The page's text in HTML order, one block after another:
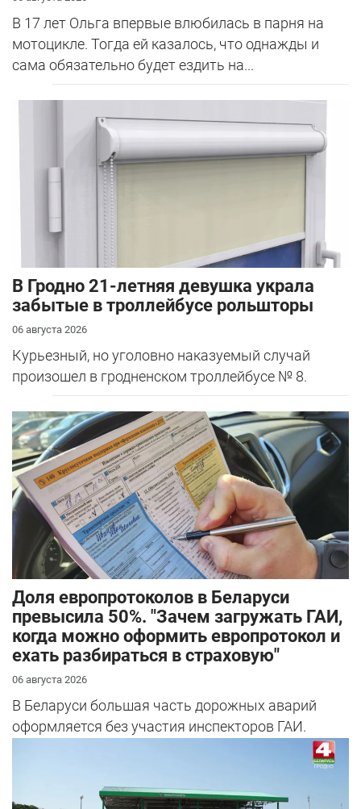
В 17 лет Ольга впервые влюбилась в парня на
мотоцикле. Тогда ей казалось, что однажды и
сама обязательно будет ездить на...
В Гродно 21-летняя девушка украла
забытые в троллейбусе рольшторы
06 августа 2026
Курьезный, но уголовно наказуемый случай
произошел в гродненском троллейбусе № 8.
Доля европротоколов в Беларуси
превысила 50%. "Зачем загружать ГАИ,
когда можно оформить европротокол и
ехать разбираться в страховую"
06 августа 2026
В Беларуси большая часть дорожных аварий
оформляется без участия инспекторов ГАИ.